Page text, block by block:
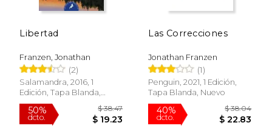
80%
dcto.
15%
Libertad
Franzen, Jonathan
(2)
Salamandra, 2016, 1
Edición, Tapa Blanda,
Nuevo
Las Correcciones
Jonathan Franzen
(1)
Penguin, 2021, 1 Edición,
Tapa Blanda, Nuevo